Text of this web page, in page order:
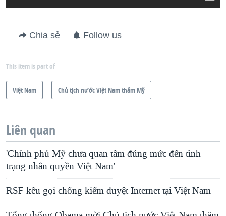
Chia sẻ Follow us
This item is part of
Việt Nam Chủ tịch nước Việt Nam thăm Mỹ
Liên quan
'Chính phủ Mỹ chưa quan tâm đúng mức đến tình
trạng nhân quyền Việt Nam'
RSF kêu gọi chống kiểm duyệt Internet tại Việt Nam